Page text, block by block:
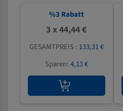
%3 Rabatt
3 x 44,44 €
GESAMTPREIS : 133,31 €
Sparen:4,13 €